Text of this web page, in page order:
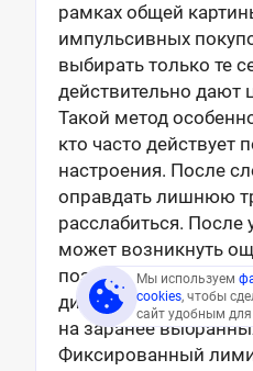
рамках общей
импульсивных
выбирать только те
действительно дают
Такой метод
кто часто действует
настроения. После
оправдать лишнюю
расслабиться. После
может возникнуть
позволить себе
дисциплина
на заранее
Фиксированный
Мы используем
cookies, чтобы
сайт удобным